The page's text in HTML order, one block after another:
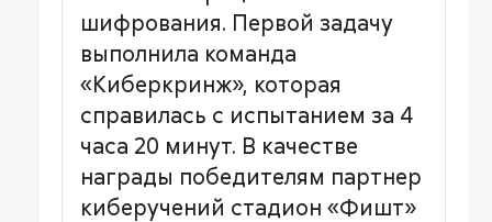
шифрования. Первой задачу
выполнила команда
«Киберкринж», которая
справилась с испытанием за 4
часа 20 минут. В качестве
награды победителям партнер
киберучений стадион «Фишт»